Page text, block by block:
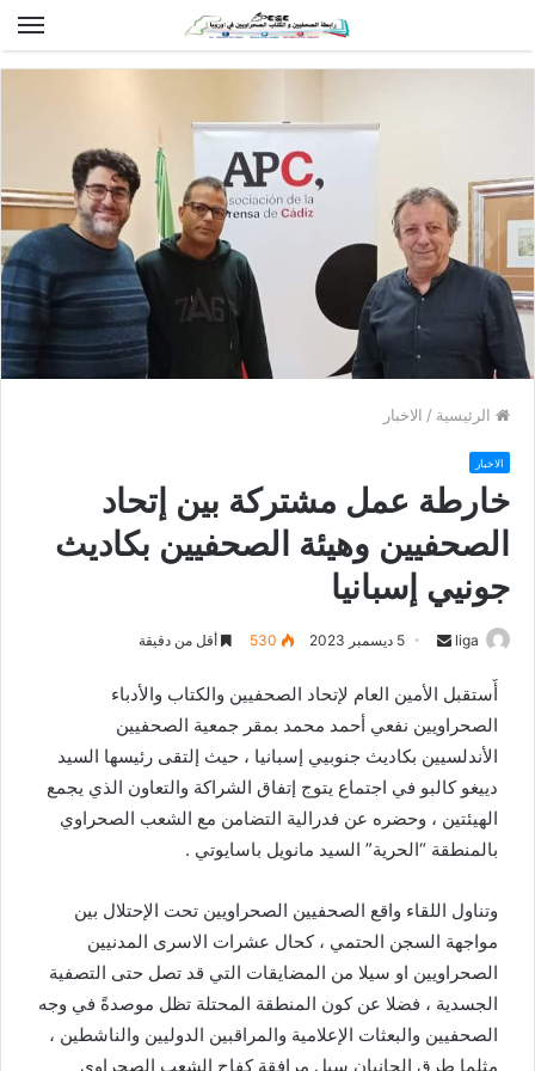
الرئيسية / الاخبار
الاخبار
خارطة عمل مشتركة بين إتحاد
الصحفيين وهيئة الصحفيين بكاديث
جونيي إسبانيا
liga
n
d
a
n
m
5 ديسمبر 2023 530 أقل من دقيقة
أٌستقبل الأمين العام لإتحاد الصحفيين والكتاب والأدباء
الصحراويين نفعي أحمد محمد بمقر جمعية الصحفيين
الأندلسيين بكاديث جنوبيي إسبانيا ، حيث إلتقى رئيسها السيد
دييغو كالبو في اجتماع يتوج إتفاق الشراكة والتعاون الذي يجمع
الهيئتين ، وحضره عن فدرالية التضامن مع الشعب الصحراوي
بالمنطقة “الحرية” السيد مانويل باسايوتي .
وتناول اللقاء واقع الصحفيين الصحراويين تحت الإحتلال بين
مواجهة السجن الحتمي ، كحال عشرات الاسرى المدنيين
الصحراويين او سيلا من المضايقات التي قد تصل حتى التصفية
الجسدية ، فضلا عن كون المنطقة المحتلة تظل موصدةً في وجه
الصحفيين والبعثات الإعلامية والمراقبين الدوليين والناشطين ،
مثلما طرق الجانبان سبل مرافقة كفاح الشعب الصحراوي